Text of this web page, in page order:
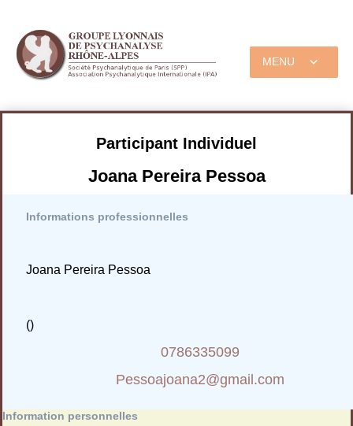
MENU
Participant Individuel
Joana Pereira Pessoa
Informations professionnelles
Joana Pereira Pessoa
()
0786335099
Pessoajoana2@gmail.com
Information personnelles